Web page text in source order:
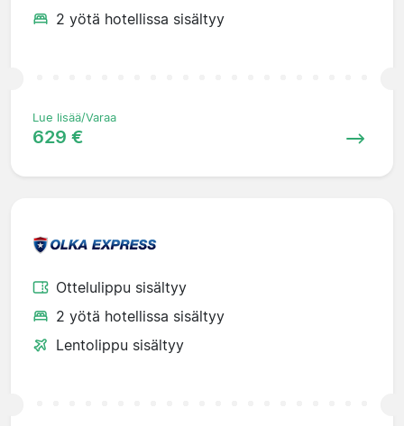
2 yötä hotellissa sisältyy
Lue lisää/Varaa
629 €
Ottelulippu sisältyy
2 yötä hotellissa sisältyy
Lentolippu sisältyy